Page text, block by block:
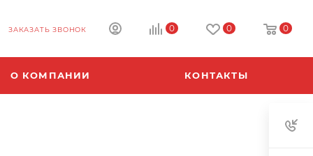
ЗАКАЗАТЬ ЗВОНОК 0 0 0
О КОМПАНИИ КОНТАКТЫ